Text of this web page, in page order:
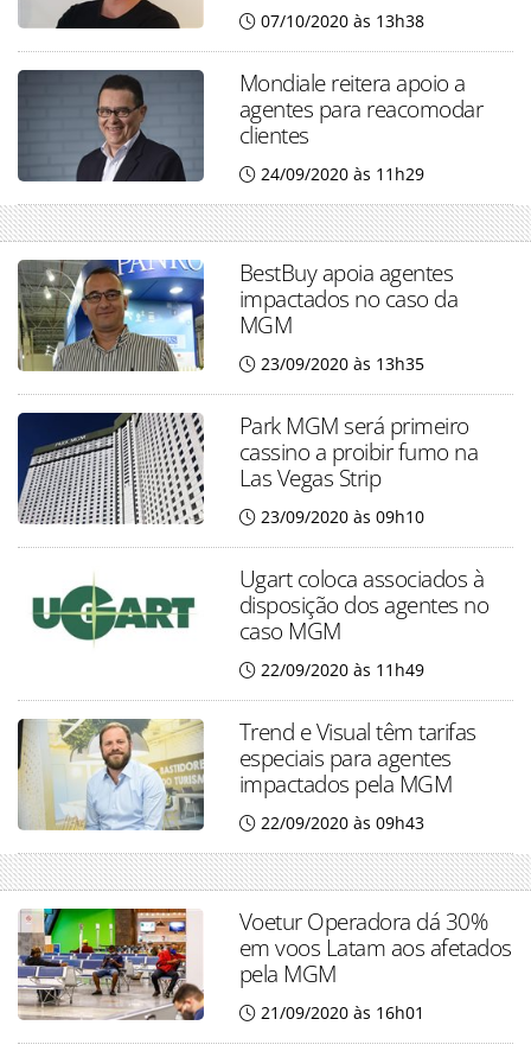
07/10/2020 às 13h38
Mondiale reitera apoio a
agentes para reacomodar
clientes
24/09/2020 às 11h29
BestBuy apoia agentes
impactados no caso da
MGM
23/09/2020 às 13h35
Park MGM será primeiro
cassino a proibir fumo na
Las Vegas Strip
23/09/2020 às 09h10
Ugart coloca associados à
disposição dos agentes no
caso MGM
22/09/2020 às 11h49
Trend e Visual têm tarifas
especiais para agentes
impactados pela MGM
22/09/2020 às 09h43
Voetur Operadora dá 30%
em voos Latam aos afetados
pela MGM
21/09/2020 às 16h01